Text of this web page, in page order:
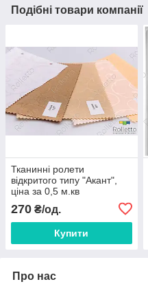
Подібні товари компанії
Тканинні ролети
відкритого типу "Акант",
ціна за 0,5 м.кв
270 ₴/од.
Купити
Про нас